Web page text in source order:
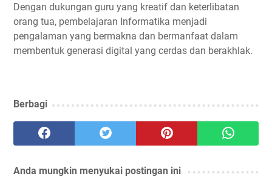
Dengan dukungan guru yang kreatif dan keterlibatan
orang tua, pembelajaran Informatika menjadi
pengalaman yang bermakna dan bermanfaat dalam
membentuk generasi digital yang cerdas dan berakhlak.
Berbagi
Anda mungkin menyukai postingan ini